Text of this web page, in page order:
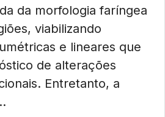
da morfologia faríngea
viabilizando
e lineares que
de alterações
Entretanto, a